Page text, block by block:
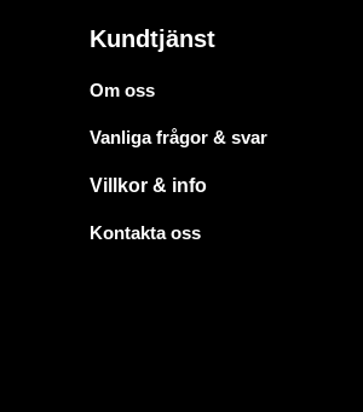
Kundtjänst
Om oss
Vanliga frågor & svar
Villkor & info
Kontakta oss